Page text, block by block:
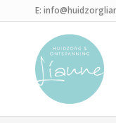
E: